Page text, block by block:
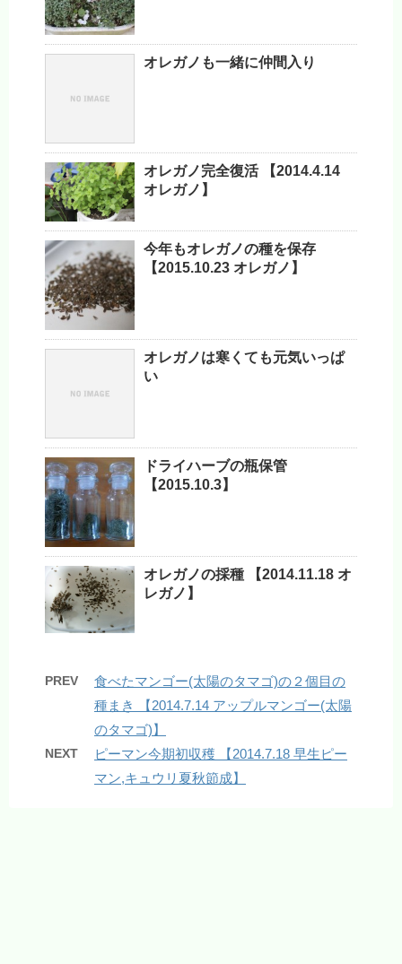
オレガノも一緒に仲間入り
オレガノ完全復活 【2014.4.14
オレガノ】
今年もオレガノの種を保存
【2015.10.23 オレガノ】
オレガノは寒くても元気いっぱ
い
ドライハーブの瓶保管
【2015.10.3】
オレガノの採種 【2014.11.18 オ
レガノ】
PREV
食べたマンゴー(太陽のタマゴ)の２個目の
種まき 【2014.7.14 アップルマンゴー(太陽
のタマゴ)】
NEXT
ピーマン今期初収穫 【2014.7.18 早生ピー
マン,キュウリ夏秋節成】